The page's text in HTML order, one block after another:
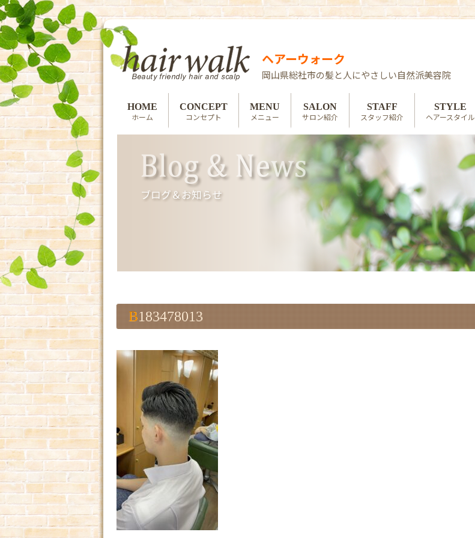
ヘアーウォーク
岡山県総社市の髪と人にやさしい自然派美容院
HOME
ホーム
CONCEPT
コンセプト
MENU
メニュー
SALON
サロン紹介
STAFF
スタッフ紹介
STYLE
ヘアースタイル
B183478013